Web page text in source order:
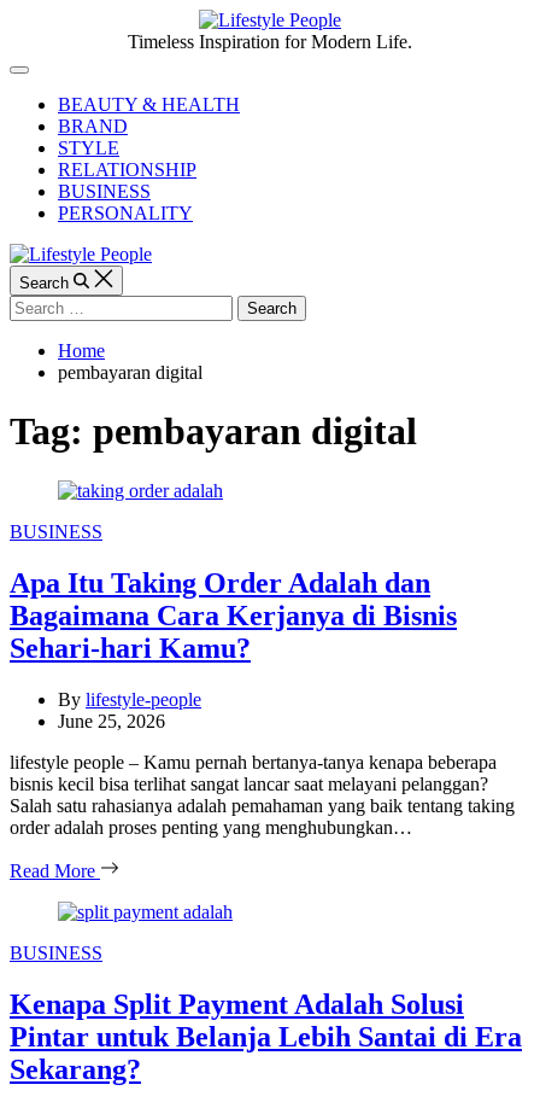
content
People
Timeless Inspiration for Modern Life.
Off
CanvasBEAUTY & HEALTH
BRAND
STYLE
RELATIONSHIP
BUSINESS
PERSONALITY
Search
Search
for:
Home
pembayaran digital
Tag: pembayaran digital
Categories
BUSINESS
Apa Itu Taking Order Adalah dan
Bagaimana Cara Kerjanya di Bisnis
Sehari-hari Kamu?
By lifestyle-people
June 25, 2026
lifestyle people – Kamu pernah bertanya-tanya kenapa beberapa
bisnis kecil bisa terlihat sangat lancar saat melayani pelanggan?
Salah satu rahasianya adalah pemahaman yang baik tentang taking
order adalah proses penting yang menghubungkan…
Read More
Categories
BUSINESS
Kenapa Split Payment Adalah Solusi
Pintar untuk Belanja Lebih Santai di Era
Sekarang?